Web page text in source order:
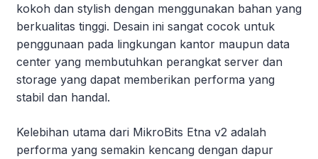
kokoh dan stylish dengan menggunakan bahan yang
berkualitas tinggi. Desain ini sangat cocok untuk
penggunaan pada lingkungan kantor maupun data
center yang membutuhkan perangkat server dan
storage yang dapat memberikan performa yang
stabil dan handal.
Kelebihan utama dari MikroBits Etna v2 adalah
performa yang semakin kencang dengan dapur